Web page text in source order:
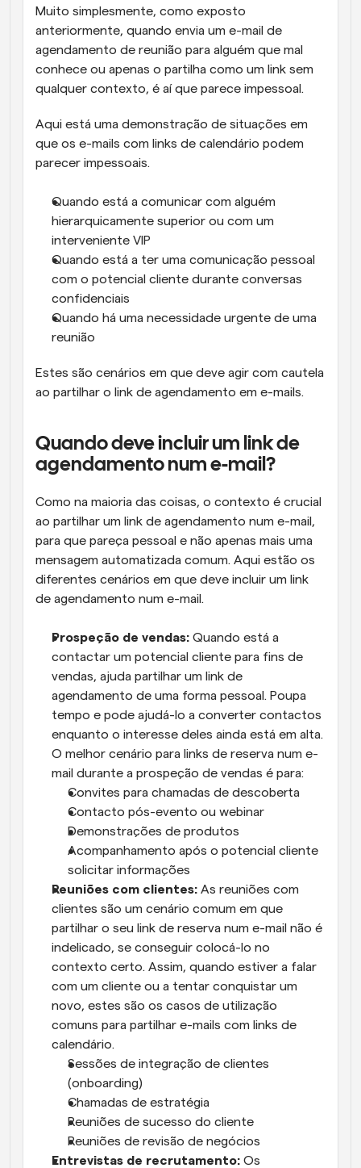
Muito simplesmente, como exposto
anteriormente, quando envia um e-mail de
agendamento de reunião para alguém que mal
conhece ou apenas o partilha como um link sem
qualquer contexto, é aí que parece impessoal.
Aqui está uma demonstração de situações em
que os e-mails com links de calendário podem
parecer impessoais.
Quando está a comunicar com alguém
hierarquicamente superior ou com um
interveniente VIP
Quando está a ter uma comunicação pessoal
com o potencial cliente durante conversas
confidenciais
Quando há uma necessidade urgente de uma
reunião
Estes são cenários em que deve agir com cautela
ao partilhar o link de agendamento em e-mails.
Quando deve incluir um link de
agendamento num e-mail?
Como na maioria das coisas, o contexto é crucial
ao partilhar um link de agendamento num e-mail,
para que pareça pessoal e não apenas mais uma
mensagem automatizada comum. Aqui estão os
diferentes cenários em que deve incluir um link
de agendamento num e-mail.
Prospeção de vendas: Quando está a
contactar um potencial cliente para fins de
vendas, ajuda partilhar um link de
agendamento de uma forma pessoal. Poupa
tempo e pode ajudá-lo a converter contactos
enquanto o interesse deles ainda está em alta.
O melhor cenário para links de reserva num e-
mail durante a prospeção de vendas é para:
Convites para chamadas de descoberta
Contacto pós-evento ou webinar
Demonstrações de produtos
Acompanhamento após o potencial cliente
solicitar informações
Reuniões com clientes: As reuniões com
clientes são um cenário comum em que
partilhar o seu link de reserva num e-mail não é
indelicado, se conseguir colocá-lo no
contexto certo. Assim, quando estiver a falar
com um cliente ou a tentar conquistar um
novo, estes são os casos de utilização
comuns para partilhar e-mails com links de
calendário.
Sessões de integração de clientes
(onboarding)
Chamadas de estratégia
Reuniões de sucesso do cliente
Reuniões de revisão de negócios
Entrevistas de recrutamento: Os